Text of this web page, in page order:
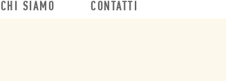
CHI SIAMO CONTATTI